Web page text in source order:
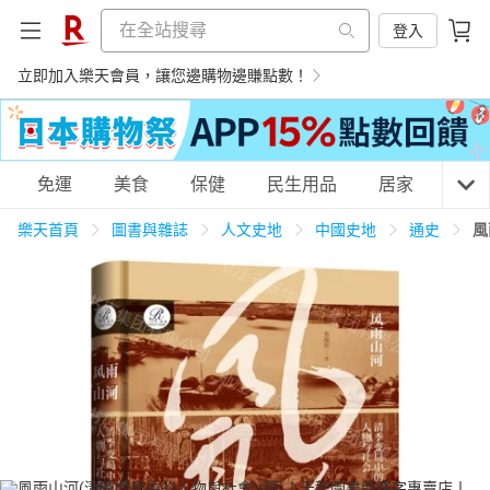
登入
立即加入樂天會員，讓您邊購物邊賺點數！
購物網分類
天天免運 養生保健
居家生活 3C家電 運動休閒 親子玩具
女裝 男裝 化妝保養 情趣用品
免運 美食 保健 民生用品 居家 3C
樂天首頁 圖書與雜誌 人文史地 中國史地 通史